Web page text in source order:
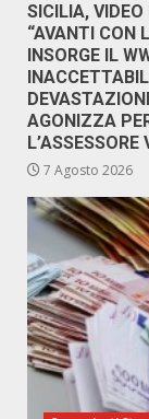
SICILIA, VIDEO
“AVANTI CON
INSORGE IL
AGONIZZA
7 Agosto 2026